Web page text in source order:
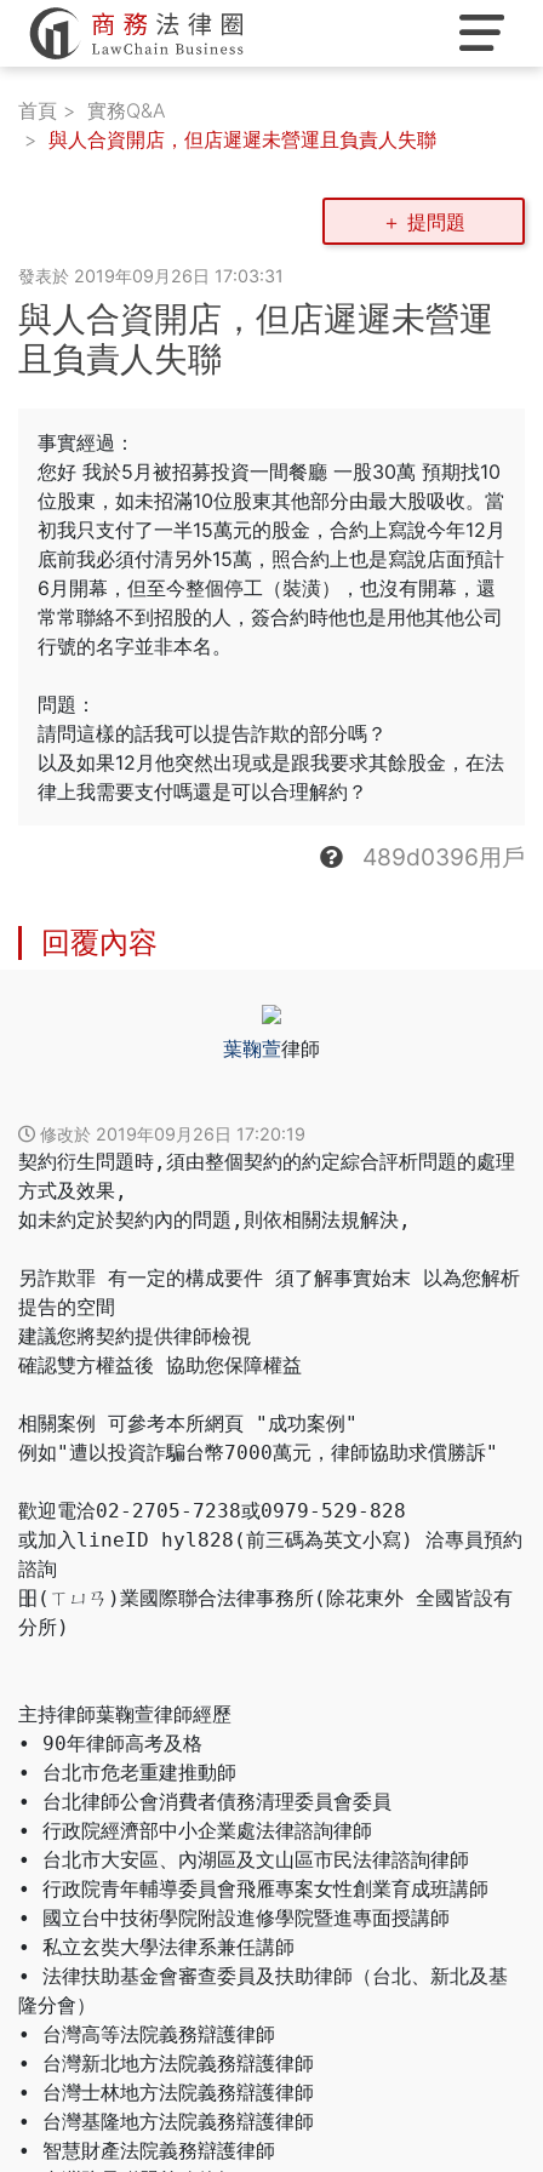
商務法顧
服務團隊
登入
首頁
實務Q&A
與人合資開店，但店遲遲未營運且負責人失聯
＋ 提問題
發表於 2019年09月26日 17:03:31
與人合資開店，但店遲遲未營運
且負責人失聯
事實經過：
您好 我於5月被招募投資一間餐廳 一股30萬 預期找10
位股東，如未招滿10位股東其他部分由最大股吸收。當
初我只支付了一半15萬元的股金，合約上寫說今年12月
底前我必須付清另外15萬，照合約上也是寫說店面預計
6月開幕，但至今整個停工（裝潢），也沒有開幕，還
常常聯絡不到招股的人，簽合約時他也是用他其他公司
行號的名字並非本名。
問題：
請問這樣的話我可以提告詐欺的部分嗎？
以及如果12月他突然出現或是跟我要求其餘股金，在法
律上我需要支付嗎還是可以合理解約？
489d0396用戶
回覆內容
葉鞠萱律師
修改於 2019年09月26日 17:20:19
契約衍生問題時,須由整個契約的約定綜合評析問題的處理
方式及效果,
如未約定於契約內的問題,則依相關法規解決,
另詐欺罪 有一定的構成要件 須了解事實始末 以為您解析
提告的空間
建議您將契約提供律師檢視
確認雙方權益後 協助您保障權益
相關案例 可參考本所網頁 "成功案例"
例如"遭以投資詐騙台幣7000萬元，律師協助求償勝訴"
歡迎電洽02-2705-7238或0979-529-828
或加入lineID hyl828(前三碼為英文小寫) 洽專員預約
諮詢
昍(ㄒㄩㄢ)業國際聯合法律事務所(除花東外 全國皆設有
分所)
主持律師葉鞠萱律師經歷
• 90年律師高考及格
• 台北市危老重建推動師
• 台北律師公會消費者債務清理委員會委員
• 行政院經濟部中小企業處法律諮詢律師
• 台北市大安區、內湖區及文山區市民法律諮詢律師
• 行政院青年輔導委員會飛雁專案女性創業育成班講師
• 國立台中技術學院附設進修學院暨進專面授講師
• 私立玄奘大學法律系兼任講師
• 法律扶助基金會審查委員及扶助律師（台北、新北及基
隆分會）
• 台灣高等法院義務辯護律師
• 台灣新北地方法院義務辯護律師
• 台灣士林地方法院義務辯護律師
• 台灣基隆地方法院義務辯護律師
• 智慧財產法院義務辯護律師